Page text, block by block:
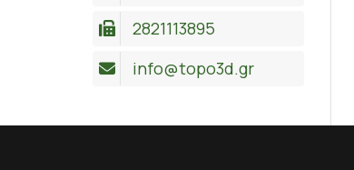
2821113895
info@topo3d.gr